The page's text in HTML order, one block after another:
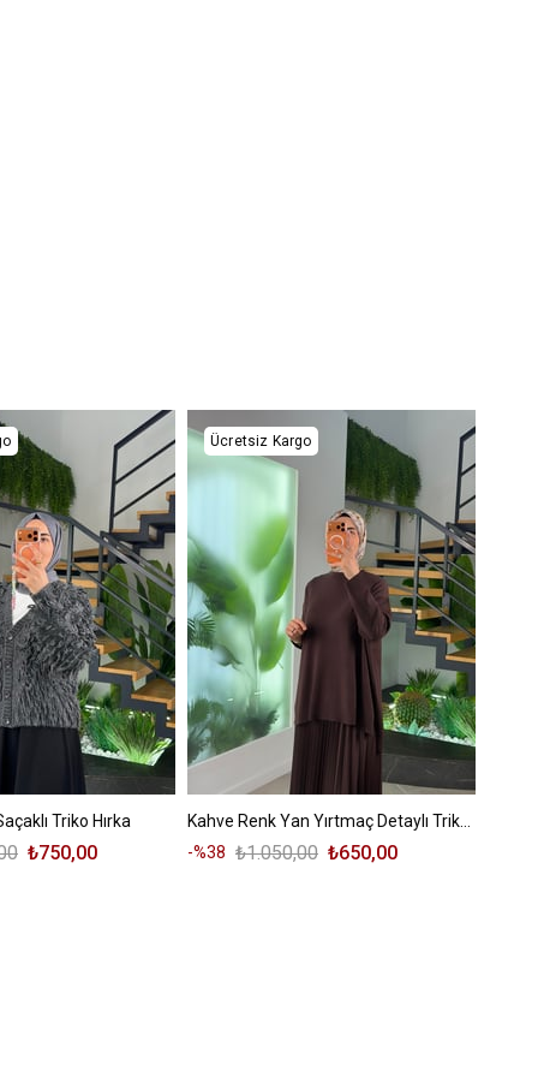
Triko Hırka
₺750,00
%38
₺650,00
₺1.050,00
Ücretsiz Kargo